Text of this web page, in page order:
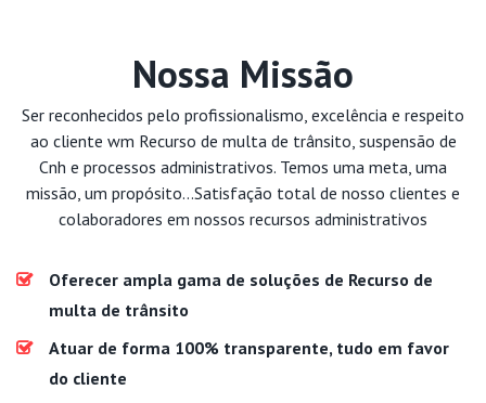
Nossa Missão
Ser reconhecidos pelo profissionalismo, excelência e respeito
ao cliente wm Recurso de multa de trânsito, suspensão de
Cnh e processos administrativos. Temos uma meta, uma
missão, um propósito...Satisfação total de nosso clientes e
colaboradores em nossos recursos administrativos
Oferecer ampla gama de soluções de Recurso de
multa de trânsito
Atuar de forma 100% transparente, tudo em favor
do cliente